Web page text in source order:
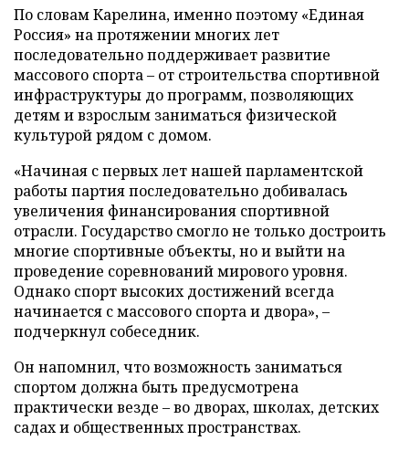
По словам Карелина, именно поэтому «Единая
Россия» на протяжении многих лет
последовательно поддерживает развитие
массового спорта – от строительства спортивной
инфраструктуры до программ, позволяющих
детям и взрослым заниматься физической
культурой рядом с домом.
«Начиная с первых лет нашей парламентской
работы партия последовательно добивалась
увеличения финансирования спортивной
отрасли. Государство смогло не только достроить
многие спортивные объекты, но и выйти на
проведение соревнований мирового уровня.
Однако спорт высоких достижений всегда
начинается с массового спорта и двора», –
подчеркнул собеседник.
Он напомнил, что возможность заниматься
спортом должна быть предусмотрена
практически везде – во дворах, школах, детских
садах и общественных пространствах.